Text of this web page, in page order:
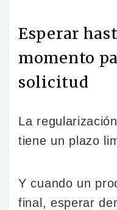
Esperar
momento
solicitud
La
tiene un plazo
Y cuando un
final, esperar